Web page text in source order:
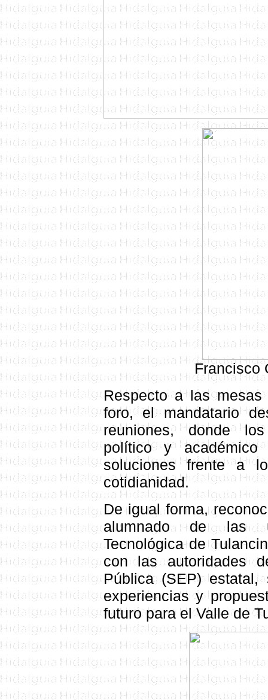
Francisco
Respecto a las
foro, el mandatario
reuniones, donde
político y académico
soluciones frente a
cotidianidad.
De igual forma,
alumnado de las
Tecnológica de
con las autoridades
Pública (SEP)estatal,
experiencias y
futuro para el Valle de